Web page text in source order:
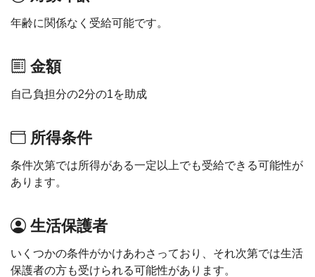
年齢に関係なく受給可能です。
金額
自己負担分の2分の1を助成
所得条件
条件次第では所得がある一定以上でも受給できる可能性が
あります。
生活保護者
いくつかの条件がかけあわさっており、それ次第では生活
保護者の方も受けられる可能性があります。